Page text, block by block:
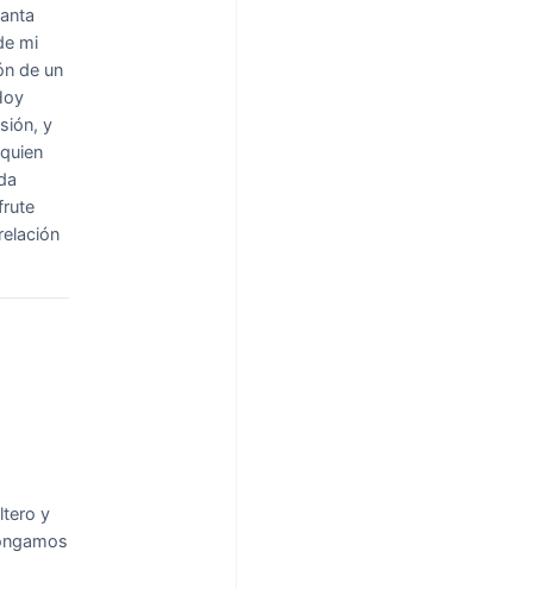
mi
de un
y
y